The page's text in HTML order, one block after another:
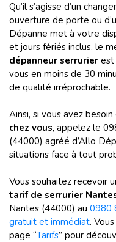
Qu’il s’agisse d’un
ouverture de porte ou
Dépanne met à votre
et jours fériés inclus, le
dépanneur serrurier est
vous en moins de 30
de qualité irréprochable.
Ainsi, si vous avez besoin
chez vous, appelez le
(44000) agréé d’Allo
situations face à tout
Vous souhaitez recevoir
tarif de serrurier
Nantes (44000) au 0980
gratuit et immédiat.
page “Tarifs” pour